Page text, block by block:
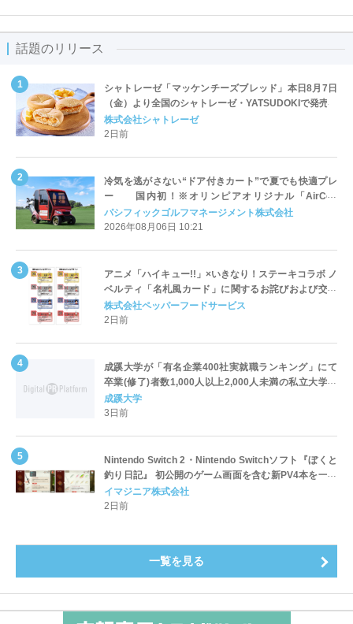
話題のリリース
シャトレーゼ「マッケンチーズブレッド」本日8月7日
（金）より全国のシャトレーゼ・YATSUDOKIで発売
株式会社シャトレーゼ
2日前
冷気を逃がさない“ドア付きカート”で夏でも快適プレ
ー 国内初！※オリンピアオリジナル「AirCon
Cart（エアコンカート）」導入 | ＰＧＭ
パシフィックゴルフマネージメント株式会社
2026年08月06日 10:21
アニメ「ハイキュー!!」×いきなり！ステーキコラボ ノ
ベルティ「名札風カード」に関するお詫びおよび交換
対応についてのご案内
株式会社ペッパーフードサービス
2日前
成蹊大学が「有名企業400社実就職ランキング」にて
卒業(修了)者数1,000人以上2,000人未満の私立大学で
全国第1位を獲得！～実就職率は26.5%（前年比＋
4.3pt）に伸長、東京の私立大学でも10位にランクイン
成蹊大学
3日前
Nintendo Switch 2・Nintendo Switchソフト『ぼくと
釣り日記』 初公開のゲーム画面を含む新PV4本を一挙
公開！
イマジニア株式会社
2日前
一覧を見る